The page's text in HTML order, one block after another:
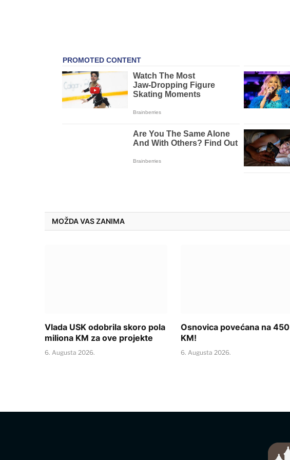
MOŽDA VAS ZANIMA
Vlada USK odobrila skoro pola
miliona KM za ove projekte
6. Augusta 2026.
Osnovica povećana na 450
KM!
6. Augusta 2026.